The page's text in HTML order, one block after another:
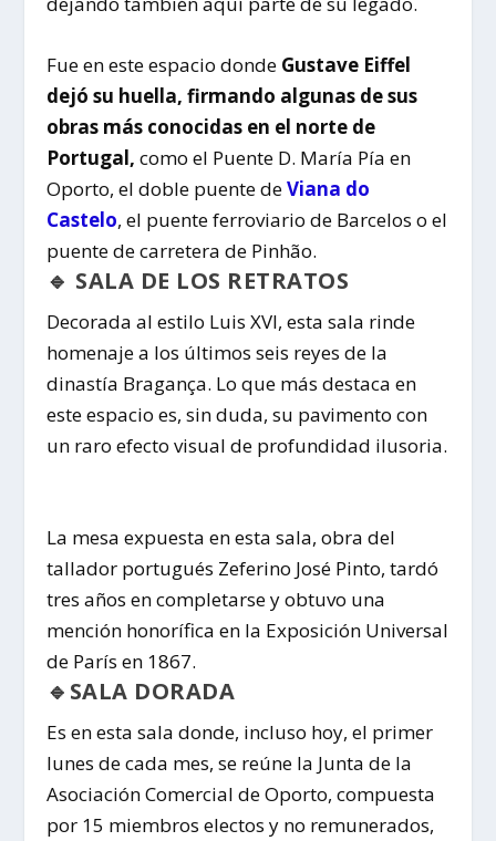
Fue en este espacio donde Gustave Eiffel
dejó su huella, firmando algunas de sus
obras más conocidas en el norte de
Portugal, como el Puente D. María Pía en
Oporto, el doble puente deViana do
Castelo, el puente ferroviario de Barcelos o el
puente de carretera de Pinhão.
🔹 SALA DE LOS RETRATOS
Decorada al estilo Luis XVI, esta sala rinde
homenaje a los últimos seis reyes de la
dinastía Bragança. Lo que más destaca en
este espacio es, sin duda, su pavimento con
un raro efecto visual de profundidad ilusoria.
La mesa expuesta en esta sala, obra del
tallador portugués Zeferino José Pinto, tardó
tres años en completarse y obtuvo una
mención honorífica en la Exposición Universal
de París en 1867.
🔹SALA DORADA
Es en esta sala donde, incluso hoy, el primer
lunes de cada mes, se reúne la Junta de la
Asociación Comercial de Oporto, compuesta
por 15 miembros electos y no remunerados,